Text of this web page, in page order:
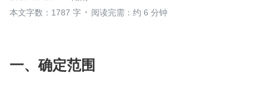
本文字数：1787 字
阅读完需：约 6 分钟
一、确定范围